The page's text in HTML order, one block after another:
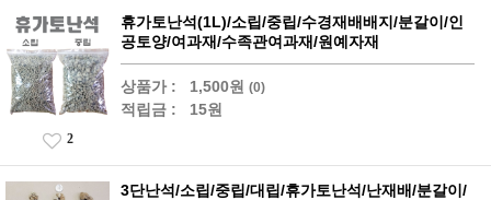
휴가토난석(1L)/소립/중립/수경재배배지/분갈이/인
공토양/여과재/수족관여과재/원예자재
상품가 : 1,500원 (0)
적립금 : 15원
2
3단난석/소립/중립/대립/휴가토난석/난재배/분갈이/